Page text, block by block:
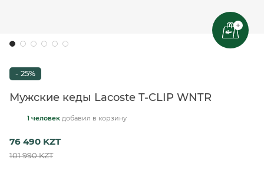
+
- 25%
Мужские кеды Lacoste T-CLIP WNTR
1 человек добавил в корзину
76 490 KZT
101 990 KZT